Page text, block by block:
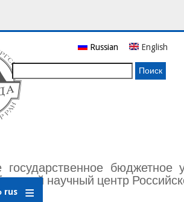
государственное бюджетное
научный центр
Russian English
rus